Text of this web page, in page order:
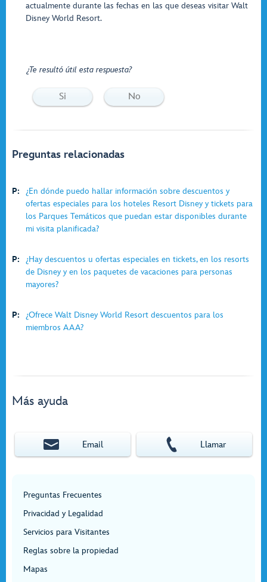
actualmente durante las fechas en las que deseas visitar Walt
Disney World Resort.
¿Te resultó útil esta respuesta?
Si No
Preguntas relacionadas
P:
¿En dónde puedo hallar información sobre descuentos y
ofertas especiales para los hoteles Resort Disney y tickets para
los Parques Temáticos que puedan estar disponibles durante
mi visita planificada?
P:
¿Hay descuentos u ofertas especiales en tickets, en los resorts
de Disney y en los paquetes de vacaciones para personas
mayores?
P:
¿Ofrece Walt Disney World Resort descuentos para los
miembros AAA?
Más ayuda
Email Llamar
Preguntas Frecuentes
Privacidad y Legalidad
Servicios para Visitantes
Reglas sobre la propiedad
Mapas